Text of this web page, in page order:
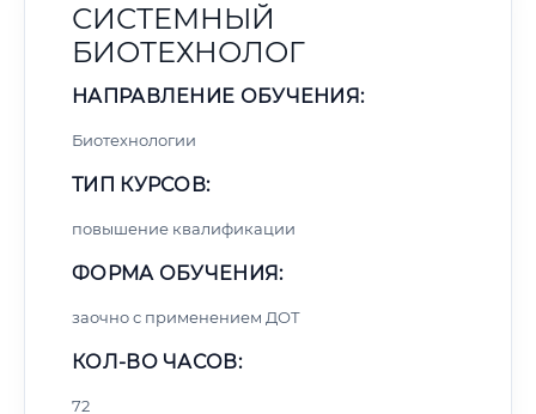
СИСТЕМНЫЙ
БИОТЕХНОЛОГ
НАПРАВЛЕНИЕ ОБУЧЕНИЯ:
Биотехнологии
ТИП КУРСОВ:
повышение квалификации
ФОРМА ОБУЧЕНИЯ:
заочно с применением ДОТ
КОЛ-ВО ЧАСОВ:
72